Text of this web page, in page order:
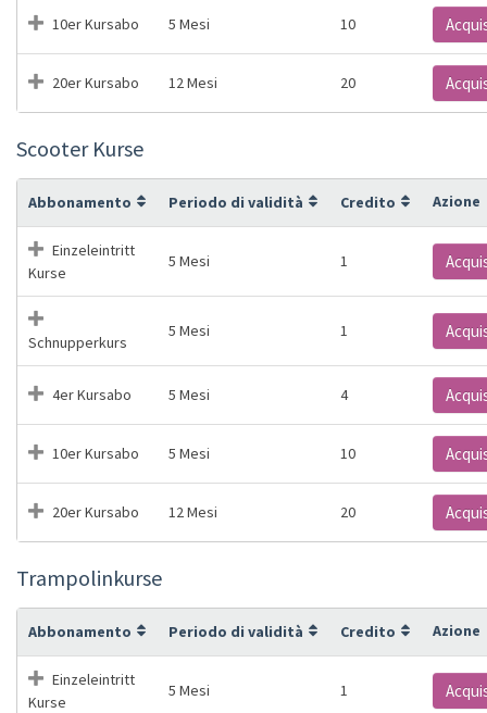
10er Kursabo 5 Mesi 10
20er Kursabo 12 Mesi 20
Scooter Kurse
Abbonamento Periodo di validità Credito Azione
Einzeleintritt
Kurse
5 Mesi 1
Schnupperkurs
5 Mesi 1
4er Kursabo 5 Mesi 4
10er Kursabo 5 Mesi 10
20er Kursabo 12 Mesi 20
Trampolinkurse
Abbonamento Periodo di validità Credito Azione
Einzeleintritt
Kurse
5 Mesi 1